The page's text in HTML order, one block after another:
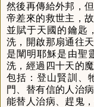
然後再傳給外邦，
帝差來的救世主，
並賦于天國的鑰匙
洗，開啟那扇通往
是闡明耶穌是由聖
洗，經過四十天的
包括：登山賢訓、
門、替有信的人治
能替人治病、趕鬼